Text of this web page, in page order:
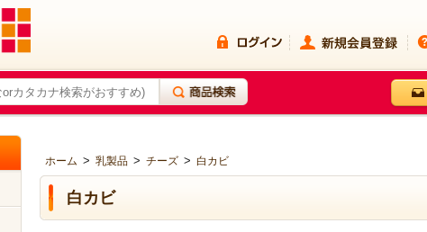
ホーム > 乳製品 > チーズ > 白カビ
白カビ